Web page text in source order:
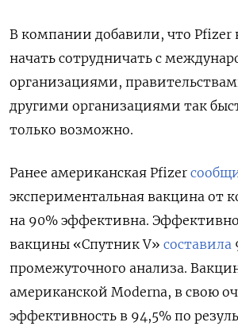
В компании добавили, что Pfizer
начать сотрудничать с
организациями,
другими организациями так
только возможно.
Ранее американская Pfizer
экспериментальная вакцина от
на 90% эффективна.
вакцины «Спутник V» составила
промежуточного анализа.
американской Moderna, в свою
эффективность в 94,5% по